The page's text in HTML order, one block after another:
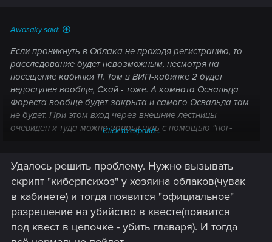
Awasaky said:
Если проникнуть в Облака не проходя регистрацию, то
расследование будет невозможным, несмотря на
посещение кабинки 11. Том в ВИП-кабинке 2 будет
недоступен вообще, Скай - тоже. А комната Освальда
Фореста вообще будет закрыта и самого Освальда там
не будет. При этом вход через внешние лестницы
очевиден и туда можно запрыгнуть с помощью "ног-
окажешься в ней заперт - несмотря на ВИП-карты, лифт
не работает, двери не открываются.
Click to expand...
Удалось решить проблему. Нужно вызывать
скрипт "киберпсихоз" у хозяина облаков(чувак
в кабинете) и тогда появится "официальное"
разрешение на убийство в квесте(появится
под квест в цепочке - убить главаря). И тогда